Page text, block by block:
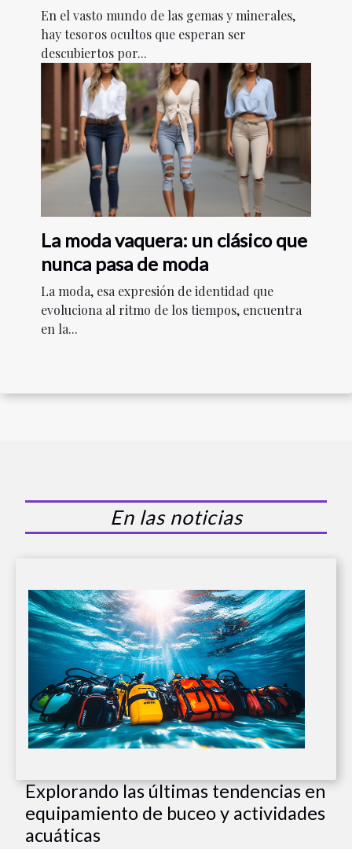
En el vasto mundo de las gemas y minerales,
hay tesoros ocultos que esperan ser
descubiertos por...
La moda vaquera: un clásico que
nunca pasa de moda
La moda, esa expresión de identidad que
evoluciona al ritmo de los tiempos, encuentra
en la...
En las noticias
Explorando las últimas tendencias en
equipamiento de buceo y actividades
acuáticas